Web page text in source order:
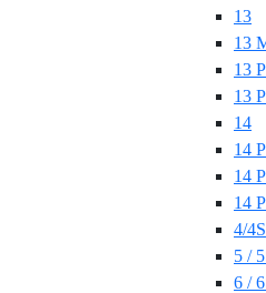
13
13
13
13
14
14
14
14
4/4S
5 /
6 /